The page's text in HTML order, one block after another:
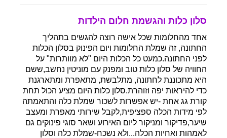
סלון כלות והגשמת חלום הילדות
אחד מהחלומות שכל אישה רוצה להגשים בתהליך
החתונה, זה שמלת החלומות ויום הפינוק בסלון הכלות
לפני החתונה.כמעט כל הכלות היום "לא מוותרות" על
החוויה של סלון כלות טוב ומפנק עם מוניטין נחשב,ששם
היא מתכוננת לחתונה, מתלבשת, מתאפרת ומתארגנת
כדי להיראות יפה וזוהרת.סלון כלות היום מציע הכול תחת
קורת גג אחת -יש אפשרות לשכור שמלת כלה והתאמתה
לפי מידות הכלה ספציפית,לקבל שירותי מאפרת ומעצב
שיער,פדיקור ומניקור ליום האירוע ושאר סוגי פינוקים גם
לאמהות ואחיות הכלה...ולא נשכח-שמלת כלה וסלון